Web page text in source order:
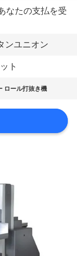
なたの支払を受
ンユニオン
ト
ロール打抜き機